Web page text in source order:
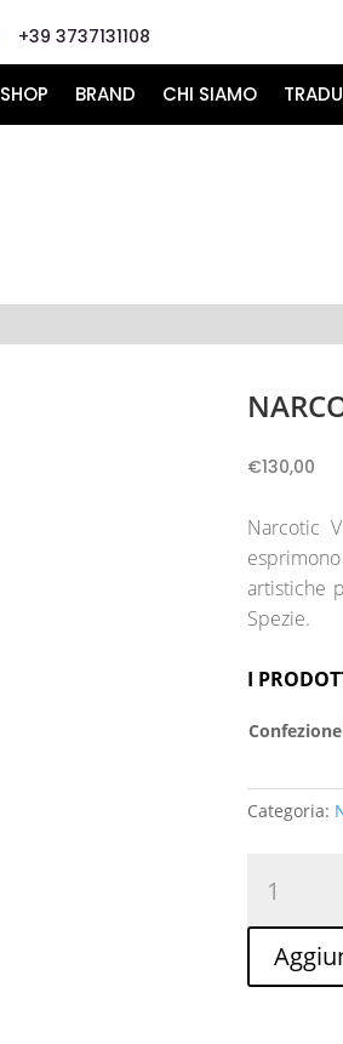
+39 3737131108
SHOP BRAND CHI SIAMO
€130,00
Narcotic
artistiche
Spezie.
I
Confezione
Categoria:
quantità